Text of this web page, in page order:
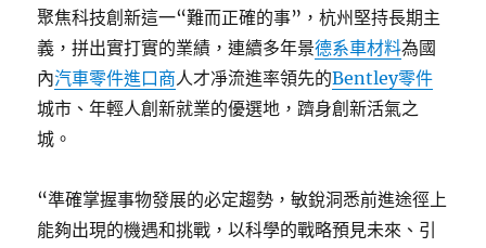
聚焦科技創新這一“難而正確的事”，杭州堅持長期主
義，拼出實打實的業績，連續多年景德系車材料為國
內汽車零件進口商人才凈流進率領先的Bentley零件
城市、年輕人創新就業的優選地，躋身創新活氣之
城。
“準確掌握事物發展的必定趨勢，敏銳洞悉前進途徑上
能夠出現的機遇和挑戰，以科學的戰略預見未來、引